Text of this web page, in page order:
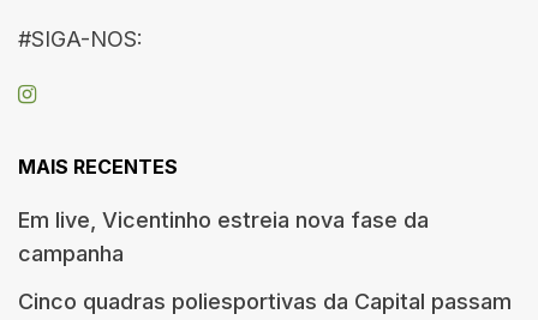
#SIGA-NOS:
MAIS RECENTES
Em live, Vicentinho estreia nova fase da
campanha
Cinco quadras poliesportivas da Capital passam